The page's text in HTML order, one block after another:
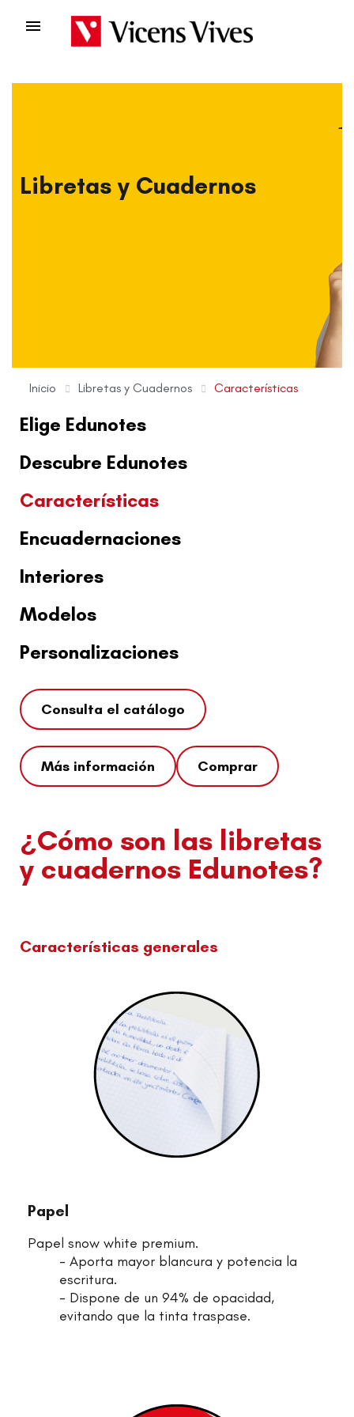

Libretas y Cuadernos
Inicio Libretas y Cuadernos Características
Elige Edunotes
Descubre Edunotes
Características
Encuadernaciones
Interiores
Modelos
Personalizaciones
Consulta el catálogo
Más información Comprar
¿Cómo son las libretas
y cuadernos Edunotes?
Características generales
Papel
Papel snow white premium.
- Aporta mayor blancura y potencia la
escritura.
- Dispone de un 94% de opacidad,
evitando que la tinta traspase.